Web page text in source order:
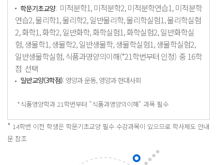
학문기초교양: 미적분학1, 미적분학2, 미적분학연습1, 미적분학
연습2, 물리학1, 물리학2, 일반물리학, 물리학실험1, 물리학실험
2, 화학1, 화학2, 일반화학, 화학실험1, 화학실험2, 일반화학실
험, 생물학1, 생물학2, 일반생물학, 생물학실험1, 생물학실험2,
일반생물학실험, 식품과영양의이해(*21학번부터 인정) 중 16학
점 선택
일반교양(3학점): 영양과 운동, 영양과 현대사회
*식품영양학과 21학번부터 "식품과영양의이해" 과목 필수
* 14학번 이전 학생은 학문기초교양 필수 수강과목이 있으므로 학사제도 안내
문 참조